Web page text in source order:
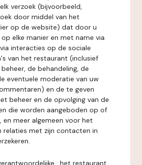
verzoek (bijvoorbeeld,
door middel van het
op de website) dat door u
elke manier en met name via
interacties op de sociale
van het restaurant (inclusief
de behandeling, de
eventuele moderatie van uw
en de te geven
beheer en de opvolging van de
die worden aangeboden op of
en meer algemeen voor het
relaties met zijn contacten in
: het restaurant.